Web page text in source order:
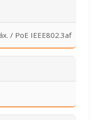
/ PoE IEEE802.3af